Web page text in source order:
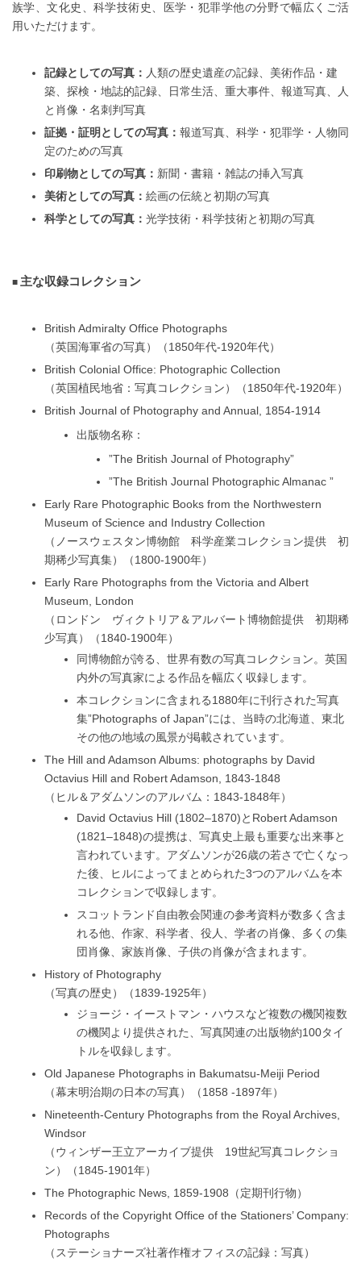
族学、文化史、科学技術史、医学・犯罪学他の分野で幅広くご活
用いただけます。
記録としての写真： 人類の歴史遺産の記録、美術作品・建
築、探検・地誌的記録、日常生活、重大事件、報道写真、人
と肖像・名刺判写真
証拠・証明としての写真： 報道写真、科学・犯罪学・人物同
定のための写真
印刷物としての写真： 新聞・書籍・雑誌の挿入写真
美術としての写真： 絵画の伝統と初期の写真
科学としての写真： 光学技術・科学技術と初期の写真
主な収録コレクション
British Admiralty Office Photographs
（英国海軍省の写真）（1850年代-1920年代）
British Colonial Office: Photographic Collection
（英国植民地省：写真コレクション）（1850年代-1920年）
British Journal of Photography and Annual, 1854-1914
出版物名称：
”The British Journal of Photography”
”The British Journal Photographic Almanac ”
Early Rare Photographic Books from the Northwestern
Museum of Science and Industry Collection
（ノースウェスタン博物館 科学産業コレクション提供 初
期稀少写真集）（1800-1900年）
Early Rare Photographs from the Victoria and Albert
Museum, London
（ロンドン ヴィクトリア＆アルバート博物館提供 初期稀
少写真）（1840-1900年）
同博物館が誇る、世界有数の写真コレクション。英国
内外の写真家による作品を幅広く収録します。
本コレクションに含まれる1880年に刊行された写真
集”Photographs of Japan”には、当時の北海道、東北
その他の地域の風景が掲載されています。
The Hill and Adamson Albums: photographs by David
Octavius Hill and Robert Adamson, 1843-1848
（ヒル＆アダムソンのアルバム：1843-1848年）
David Octavius Hill (1802–1870)とRobert Adamson
(1821–1848)の提携は、写真史上最も重要な出来事と
言われています。アダムソンが26歳の若さで亡くなっ
た後、ヒルによってまとめられた3つのアルバムを本
コレクションで収録します。
スコットランド自由教会関連の参考資料が数多く含ま
れる他、作家、科学者、役人、学者の肖像、多くの集
団肖像、家族肖像、子供の肖像が含まれます。
History of Photography
（写真の歴史）（1839-1925年）
ジョージ・イーストマン・ハウスなど複数の機関複数
の機関より提供された、写真関連の出版物約100タイ
トルを収録します。
Old Japanese Photographs in Bakumatsu-Meiji Period
（幕末明治期の日本の写真）（1858 -1897年）
Nineteenth-Century Photographs from the Royal Archives,
Windsor
（ウィンザー王立アーカイブ提供 19世紀写真コレクショ
ン）（1845-1901年）
The Photographic News, 1859-1908（定期刊行物）
Records of the Copyright Office of the Stationers’ Company:
Photographs
（ステーショナーズ社著作権オフィスの記録：写真）